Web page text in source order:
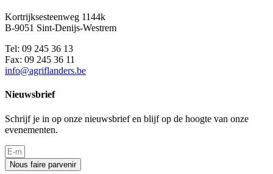
Kortrijksesteenweg 1144k
B-9051 Sint-Denijs-Westrem
Tel: 09 245 36 13
Fax: 09 245 36 11
info@agriflanders.be
Nieuwsbrief
Schrijf je in op onze nieuwsbrief en blijf op de hoogte van onze
evenementen.
Nous faire parvenir